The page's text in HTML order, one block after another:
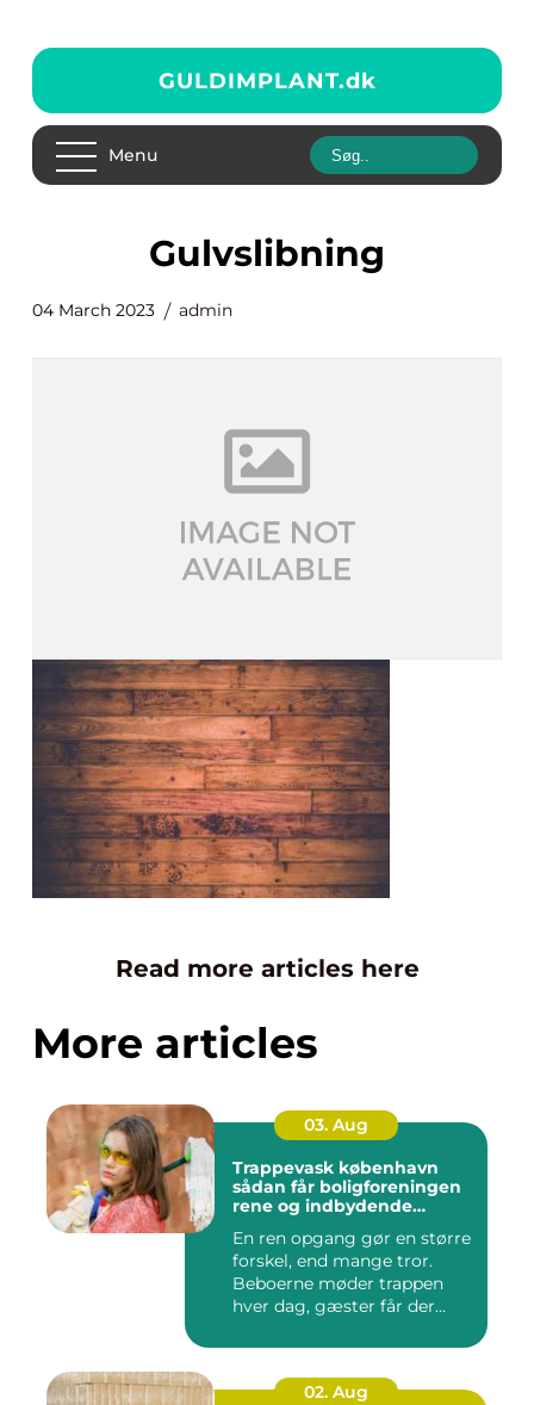
GULDIMPLANT.dk
Menu
gulvslibning
04 March 2023 admin
Read more articles here
More articles
03. Aug
Trappevask københavn
sådan får boligforeningen
rene og indbydende
En ren opgang gør en større
forskel, end mange tror.
Beboerne møder trappen
hver dag, gæster får der...
02. Aug